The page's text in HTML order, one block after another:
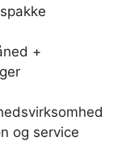
+
og service